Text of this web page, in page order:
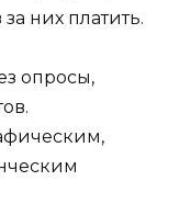
них платить.
опросы,